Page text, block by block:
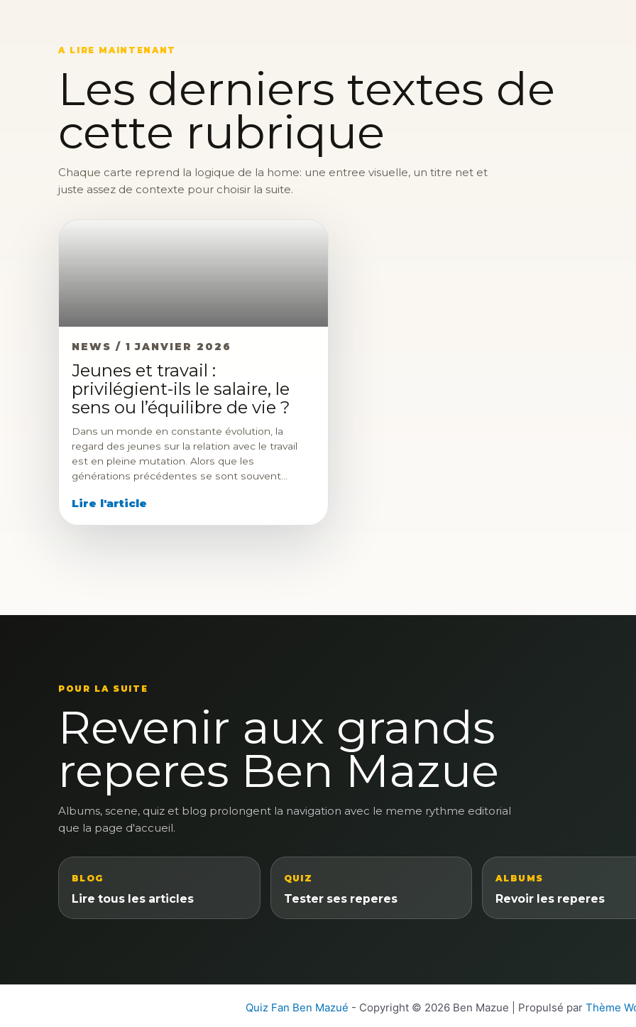
A LIRE MAINTENANT
Les derniers textes de
cette rubrique
Chaque carte reprend la logique de la home: une entree visuelle, un titre net et
juste assez de contexte pour choisir la suite.
NEWS / 1 JANVIER 2026
Jeunes et travail :
privilégient-ils le salaire, le
sens ou l’équilibre de vie ?
Dans un monde en constante évolution, la
regard des jeunes sur la relation avec le travail
est en pleine mutation. Alors que les
générations précédentes se sont souvent…
Lire l'article
POUR LA SUITE
Revenir aux grands
reperes Ben Mazue
Albums, scene, quiz et blog prolongent la navigation avec le meme rythme editorial
que la page d'accueil.
BLOG
Lire tous les articles
QUIZ
Tester ses reperes
ALBUMS
Revoir les reperes
Quiz Fan Ben Mazué - Copyright © 2026 Ben Mazue | Propulsé par Thème